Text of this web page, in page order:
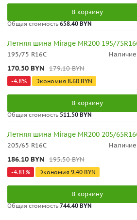
В корзину
Общая стоимость 658.40 BYN
Летняя шина Mirage MR200 195/
195/75 R16C
170.50 BYN 179.10BYN
-4.8% Экономия 8.60 BYN
В корзину
Общая стоимость 511.50 BYN
Летняя шина Mirage MR200 205/
205/65 R16C
186.10 BYN 195.50BYN
-4.81 % Экономия 9.40 BYN
В корзину
Общая стоимость 744.40 BYN